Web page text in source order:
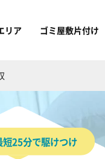
リア ゴミ屋敷片付け
短25分で駆けつけ